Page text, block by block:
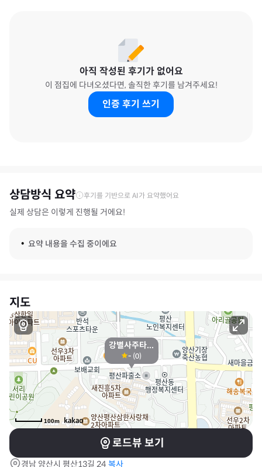
아직 작성된 후기가 없어요
이 점집에 다녀오셨다면, 솔직한 후기를 남겨주세요!
인증 후기 쓰기
상담방식 요약 후기를 기반으로 AI가 요약했어요
실제 상담은 이렇게 진행될 거에요!
요약 내용을 수집 중이에요
지도
강별사주타...
- (0)
100m
로드뷰 보기
경남 양산시 평산13길 24 복사